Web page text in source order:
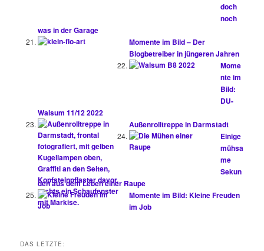
doch
noch
was in der Garage
Momente im Bild – Der
Blogbetreiber in jüngeren Jahren
Mome
nte im
Bild:
DU-
Walsum 11/12 2022
Außenrolltreppe in Darmstadt
Einige
mühsa
me
Sekun
den aus dem Leben einer Raupe
Momente im Bild: Kleine Freuden
im Job
DAS LETZTE: